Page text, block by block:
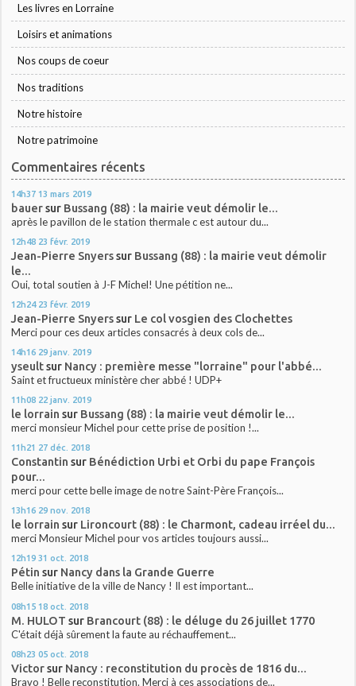
Les livres en Lorraine
Loisirs et animations
Nos coups de coeur
Nos traditions
Notre histoire
Notre patrimoine
Commentaires récents
14h37 13 mars 2019
bauersur Bussang (88) : la mairie veut démolir le...
après le pavillon de le station thermale c est autour du...
12h48 23 févr. 2019
Jean-Pierre Snyerssur Bussang (88) : la mairie veut démolir
le...
Oui, total soutien à J-F Michel! Une pétition ne...
12h24 23 févr. 2019
Jean-Pierre Snyerssur Le col vosgien des Clochettes
Merci pour ces deux articles consacrés à deux cols de...
14h16 29 janv. 2019
yseultsur Nancy : première messe "lorraine" pour l'abbé...
Saint et fructueux ministère cher abbé ! UDP+
11h08 22 janv. 2019
le lorrain sur Bussang (88) : la mairie veut démolir le...
merci monsieur Michel pour cette prise de position !...
11h21 27 déc. 2018
Constantin sur Bénédiction Urbi et Orbi du pape François
pour...
merci pour cette belle image de notre Saint-Père François...
13h16 29 nov. 2018
le lorrain sur Lironcourt (88) : le Charmont, cadeau irréel du...
merci Monsieur Michel pour vos articles toujours aussi...
12h19 31 oct. 2018
Pétin sur Nancy dans la Grande Guerre
Belle initiative de la ville de Nancy ! Il est important...
08h15 18 oct. 2018
M. HULOT sur Brancourt (88) : le déluge du 26 juillet 1770
C'était déjà sûrement la faute au réchauffement...
08h23 05 oct. 2018
Victorsur Nancy : reconstitution du procès de 1816 du...
Bravo ! Belle reconstitution. Merci à ces associations de...